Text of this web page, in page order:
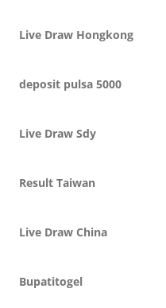
Live Draw Hongkong
deposit pulsa 5000
Live Draw Sdy
Result Taiwan
Live Draw China
Bupatitogel